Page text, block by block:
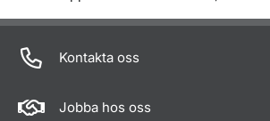
Kontakta oss
Jobba hos oss